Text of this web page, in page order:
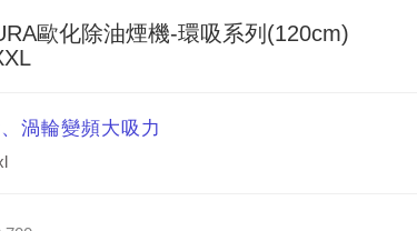
歐化除油煙機-環吸系列(120cm)
渦輪變頻大吸力